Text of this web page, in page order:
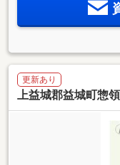
更新あり
上益城郡益城町惣